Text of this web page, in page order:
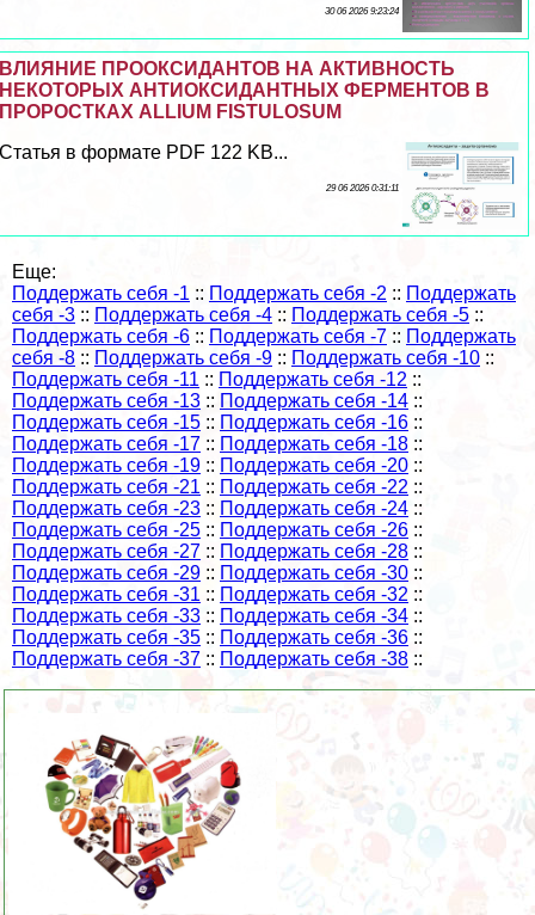
30 06 2026 9:23:24
ВЛИЯНИЕ ПРООКСИДАНТОВ НА АКТИВНОСТЬ
НЕКОТОРЫХ АНТИОКСИДАНТНЫХ ФЕРМЕНТОВ В
ПРОРОСТКАХ ALLIUM FISTULOSUM
Статья в формате PDF 122 KB...
29 06 2026 0:31:11
Еще:
Поддержать себя -1 :: Поддержать себя -2 :: Поддержать
себя -3 :: Поддержать себя -4 :: Поддержать себя -5 ::
Поддержать себя -6 :: Поддержать себя -7 :: Поддержать
себя -8 :: Поддержать себя -9 :: Поддержать себя -10 ::
Поддержать себя -11 :: Поддержать себя -12 ::
Поддержать себя -13 :: Поддержать себя -14 ::
Поддержать себя -15 :: Поддержать себя -16 ::
Поддержать себя -17 :: Поддержать себя -18 ::
Поддержать себя -19 :: Поддержать себя -20 ::
Поддержать себя -21 :: Поддержать себя -22 ::
Поддержать себя -23 :: Поддержать себя -24 ::
Поддержать себя -25 :: Поддержать себя -26 ::
Поддержать себя -27 :: Поддержать себя -28 ::
Поддержать себя -29 :: Поддержать себя -30 ::
Поддержать себя -31 :: Поддержать себя -32 ::
Поддержать себя -33 :: Поддержать себя -34 ::
Поддержать себя -35 :: Поддержать себя -36 ::
Поддержать себя -37 :: Поддержать себя -38 ::